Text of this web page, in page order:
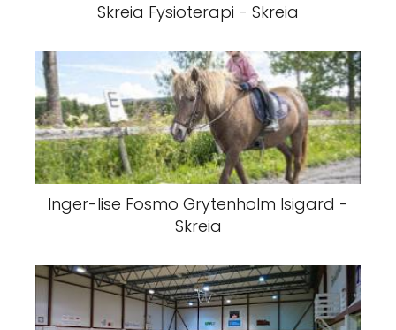
Skreia Fysioterapi - Skreia
Inger-lise Fosmo Grytenholm Isigard -
Skreia